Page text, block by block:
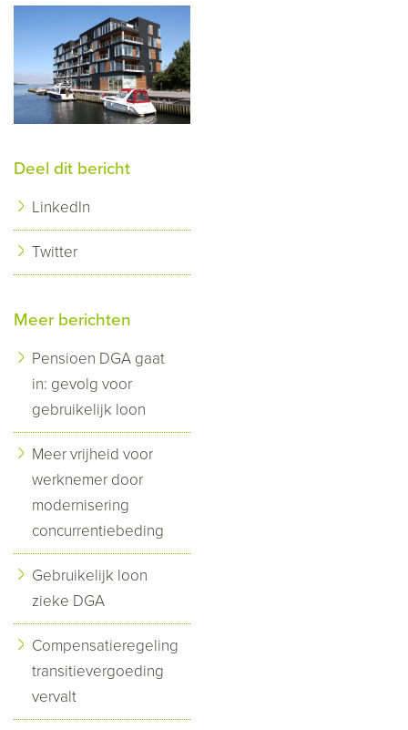
Deel dit bericht
LinkedIn
Twitter
Meer berichten
Pensioen DGA gaat
in: gevolg voor
gebruikelijk loon
Meer vrijheid voor
werknemer door
modernisering
concurrentiebeding
Gebruikelijk loon
zieke DGA
Compensatieregeling
transitievergoeding
vervalt